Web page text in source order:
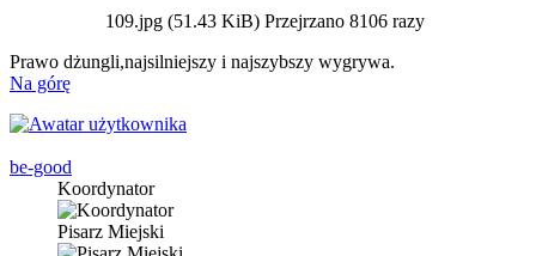
109.jpg (51.43 KiB) Przejrzano 8106 razy
Prawo dżungli,najsilniejszy i najszybszy wygrywa.
Na górę
be-good
Koordynator
Pisarz Miejski